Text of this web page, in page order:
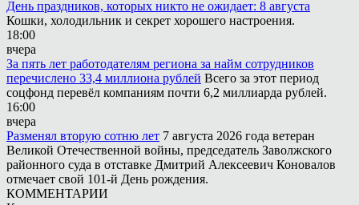
День праздников, которых никто не ожидает: 8 августа
Кошки, холодильник и секрет хорошего настроения.
18:00
вчера
За пять лет работодателям региона за найм сотрудников
перечислено 33,4 миллиона рублей Всего за этот период
соцфонд перевёл компаниям почти 6,2 миллиарда рублей.
16:00
вчера
Разменял вторую сотню лет 7 августа 2026 года ветеран
Великой Отечественной войны, председатель Заволжского
районного суда в отставке Дмитрий Алексеевич Коновалов
отмечает свой 101-й День рождения.
КОММЕНТАРИИ